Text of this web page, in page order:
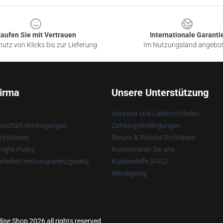
Sie mit Vertrauen
von Klicks bis zur Lieferung
Internationale
Im Nutzungsland
Policy
Unsere Unterstützung
Versand und Lieferrichtlinien
Zahlungsbedingungen
Return & Refund Richtlinien
Kontaktieren Sie uns
Kundenhilfe (FAQ)
Werdegang
Shop 2026 all rights reserved